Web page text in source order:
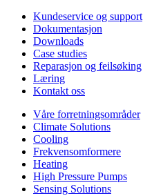
Kundeservice og support
Dokumentasjon
Downloads
Case studies
Reparasjon og feilsøking
Læring
Kontakt oss
Våre forretningsområder
Climate Solutions
Cooling
Frekvensomformere
Heating
High Pressure Pumps
Sensing Solutions